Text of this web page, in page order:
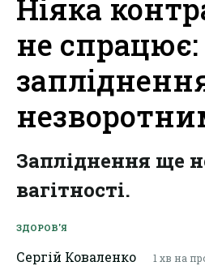
Ніяка
не
Запліднення ще
вагітності.
ЗДОРОВ'Я
Сергій Коваленко 1 хв на